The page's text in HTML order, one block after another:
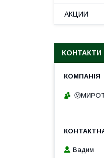
АКЦИИ
КОНТАКТИ
Вадим